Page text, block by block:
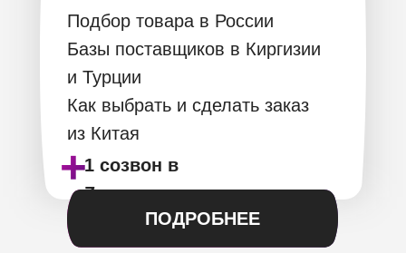
Подбор товара в России
Базы поставщиков в Киргизии
и Турции
Как выбрать и сделать заказ
из Китая
+1 созвон в
Zoom
ПОДРОБНЕЕ